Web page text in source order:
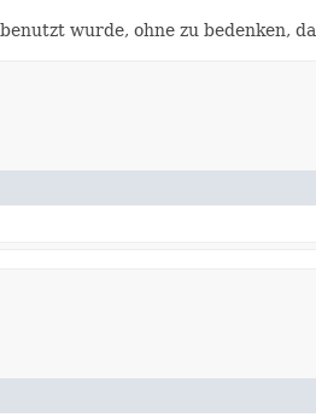
wurde, ohne zu bedenken,